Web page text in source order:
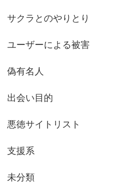
サクラとのやりとり
ユーザーによる被害
偽有名人
出会い目的
悪徳サイトリスト
支援系
未分類